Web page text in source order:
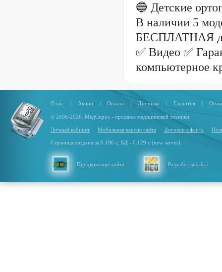
🔵 Детские
В наличии 5
БЕСПЛАТНАЯ
✅ Видео ✅
компьютерное
О нас | Акции | Оплата | Доставка | Гарантия |
© 2006-2026. МедСпрос - продажа медицинской техники
Личный кабинет Мобильная версия сайта Договор-оферта
Страница создана за 0.196 с, БД - 0.129 с (new server)
Продвижение сайта Разработка сайта